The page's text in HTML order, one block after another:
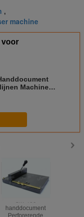
,
machine
voor
Machine
Sm-460
handdocument
Perforerende